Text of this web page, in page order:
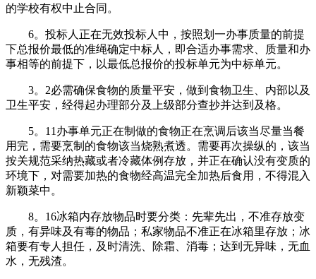
的学校有权中止合同。
6。投标人正在无效投标人中，按照划一办事质量的前提
下总报价最低的准绳确定中标人，即合适办事需求、质量和办
事相等的前提下，以最低总报价的投标单元为中标单元。
3。2必需确保食物的质量平安，做到食物卫生、内部以及
卫生平安，经得起办理部分及上级部分查抄并达到及格。
5。11办事单元正在制做的食物正在烹调后该当尽量当餐
用完，需要烹制的食物该当烧熟煮透。需要再次操纵的，该当
按关规范采纳热藏或者冷藏体例存放，并正在确认没有变质的
环境下，对需要加热的食物经高温完全加热后食用，不得混入
新颖菜中。
8。16冰箱内存放物品时要分类：先辈先出，不准存放变
质，有异味及有毒的物品；私家物品不准正在冰箱里存放；冰
箱要有专人担任，及时清洗、除霜、消毒；达到无异味，无血
水，无残渣。